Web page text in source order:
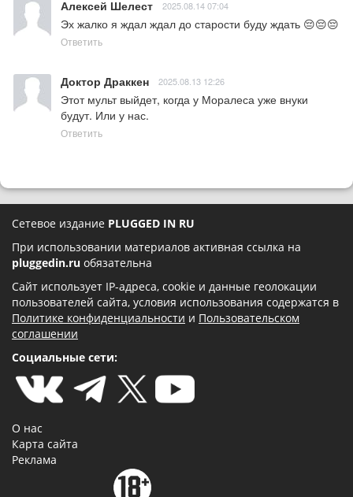
Алексей Шелест 2025.08.14 07:04
Эх жалко я ждал ждал до старости буду ждать 😔😔😔
Ответить
Доктор Драккен 2025.08.13 12:26
Этот мульт выйдет, когда у Моралеса уже внуки
будут. Или у нас.
Ответить
Сетевое издание PLUGGED IN RU
При использовании материалов активная ссылка на
pluggedin.ru обязательна
Сайт использует IP-адреса, cookie и данные геолокации
пользователей сайта, условия использования содержатся в
Политике конфиденциальности и Пользовательском
соглашении
Социальные сети:
О нас
Карта сайта
Реклама